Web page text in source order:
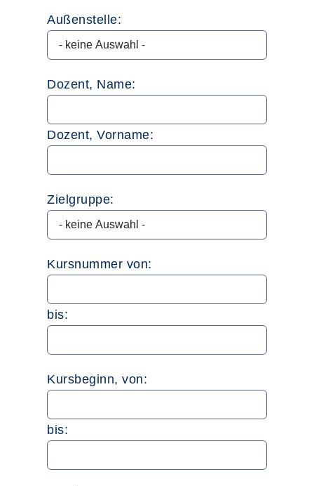
Außenstelle:
Dozent, Name:
Dozent, Vorname:
Zielgruppe:
Kursnummer von:
bis:
Kursbeginn, von:
bis: